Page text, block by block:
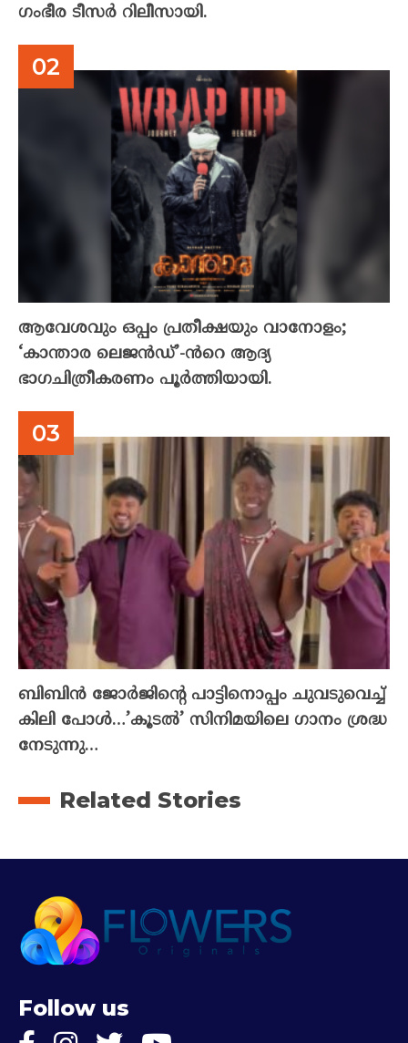
ഗംഭീര ടീസർ റിലീസായി.
ആവേശവും ഒപ്പം പ്രതീക്ഷയും വാനോളം;
‘കാന്താര ലെജൻഡ്’-ൻറെ ആദ്യ
ഭാഗചിത്രീകരണം പൂർത്തിയായി.
ബിബിൻ ജോർജിന്റെ പാട്ടിനൊപ്പം ചുവടുവെച്ച്
കിലി പോൾ…’കൂടൽ’ സിനിമയിലെ ഗാനം ശ്രദ്ധ
നേടുന്നു…
Related Stories
Follow us